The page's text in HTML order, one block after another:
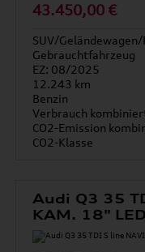
43.450,00 €
SUV/Geländewagen/
Gebrauchtfahrzeug
EZ: 08/2025
12.243 km
Benzin
Verbrauch
CO2-Emission
CO2-Klasse
Audi Q3 35
KAM. 18"